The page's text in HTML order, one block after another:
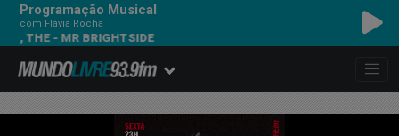
Programação Musical
com Flávia Rocha
THE - MR BRIGHTSIDE